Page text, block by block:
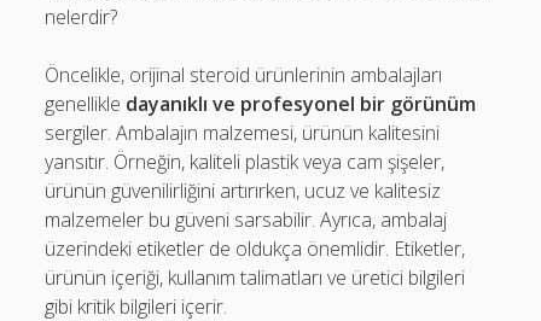
nelerdir?
Öncelikle, orijinal steroid ürünlerinin ambalajları
genellikle dayanıklı ve profesyonel bir görünüm
sergiler. Ambalajın malzemesi, ürünün kalitesini
yansıtır. Örneğin, kaliteli plastik veya cam şişeler,
ürünün güvenilirliğini artırırken, ucuz ve kalitesiz
malzemeler bu güveni sarsabilir. Ayrıca, ambalaj
üzerindeki etiketler de oldukça önemlidir. Etiketler,
ürünün içeriği, kullanım talimatları ve üretici bilgileri
gibi kritik bilgileri içerir.